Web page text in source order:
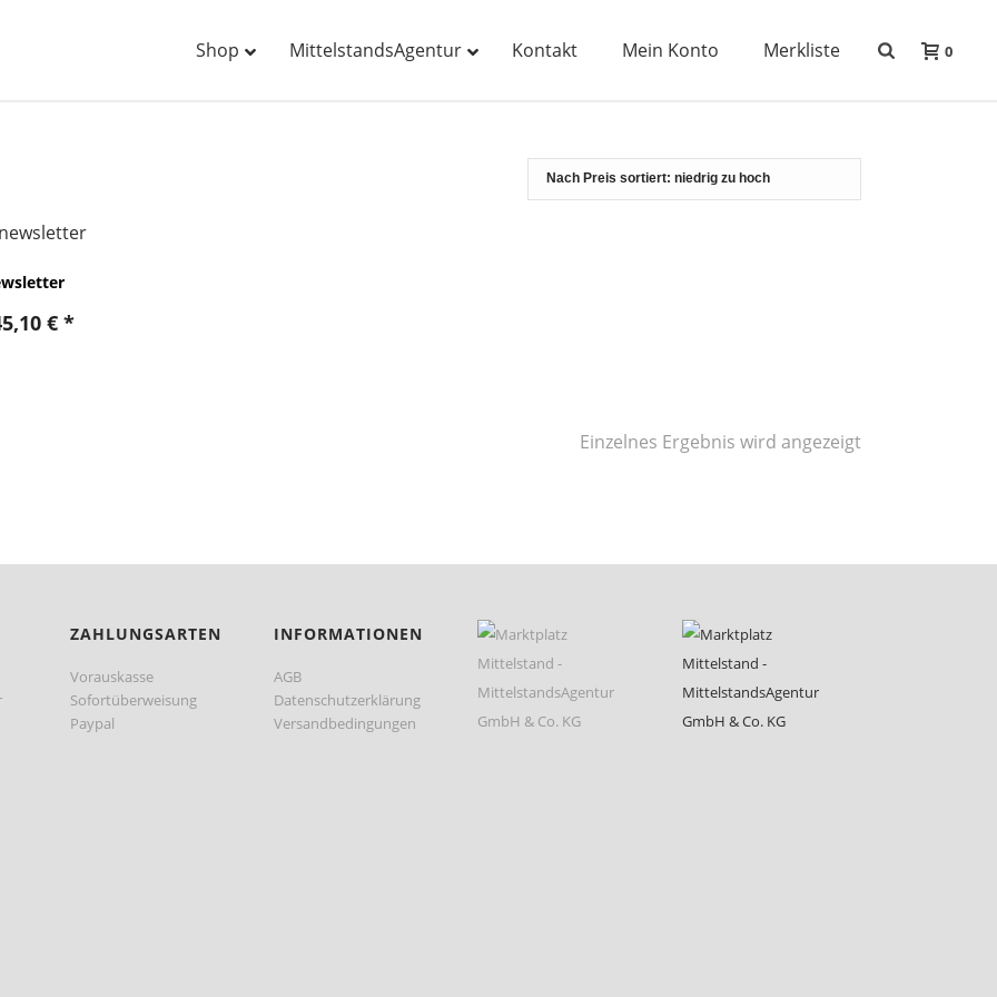
Shop MittelstandsAgentur Kontakt Mein Konto Merkliste 0
€*
Einzelnes Ergebnis wird angezeigt
ZAHLUNGSARTEN
Vorauskasse
Sofortüberweisung
Paypal
INFORMATIONEN
AGB
Datenschutzerklärung
Versandbedingungen